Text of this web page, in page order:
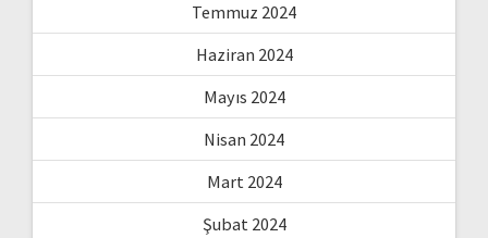
Temmuz 2024
Haziran 2024
Mayıs 2024
Nisan 2024
Mart 2024
Şubat 2024